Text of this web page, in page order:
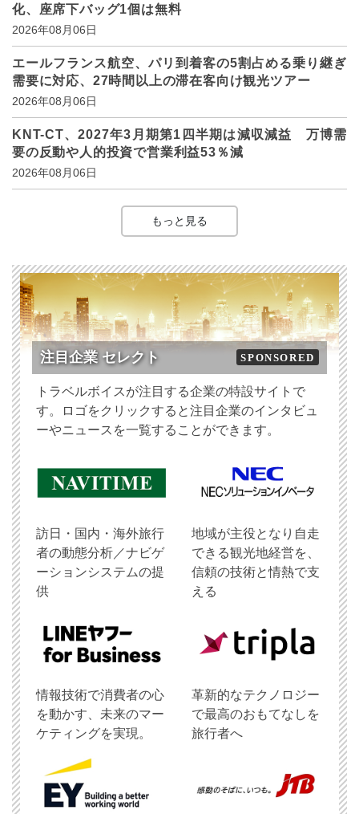
化、座席下バッグ1個は無料
2026年08月06日
エールフランス航空、パリ到着客の5割占める乗り継ぎ
需要に対応、27時間以上の滞在客向け観光ツアー
2026年08月06日
KNT-CT、2027年3月期第1四半期は減収減益 万博需
要の反動や人的投資で営業利益53％減
2026年08月06日
もっと見る
注目企業 セレクト SPONSORED
トラベルボイスが注目する企業の特設サイトで
す。ロゴをクリックすると注目企業のインタビュ
ーやニュースを一覧することができます。
訪日・国内・海外旅行
者の動態分析／ナビゲ
ーションシステムの提
供
地域が主役となり自走
できる観光地経営を、
信頼の技術と情熱で支
える
情報技術で消費者の心
を動かす、未来のマー
ケティングを実現。
革新的なテクノロジー
で最高のおもてなしを
旅行者へ